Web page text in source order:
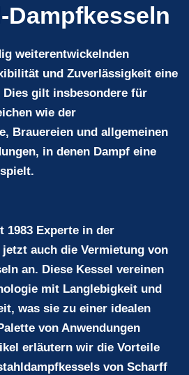
Dampfkesseln
weiterentwickelnden
und Zuverlässigkeit eine
Dies gilt insbesondere für
wie der
Brauereien und allgemeinen
in denen Dampf eine
1983 Experte in der
auch die Vermietung von
an. Diese Kessel vereinen
mit Langlebigkeit und
was sie zu einer idealen
von Anwendungen
erläutern wir die Vorteile
von Scharff